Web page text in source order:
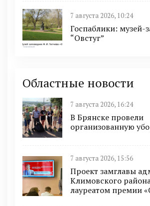
7 августа 2026, 10:24
Госпаблики: музей-
“Овстуг”
Областные новости
7 августа 2026, 16:24
В Брянске провели
организованную
7 августа 2026, 15:56
Проект замглавы
Климовского
лауреатом премии